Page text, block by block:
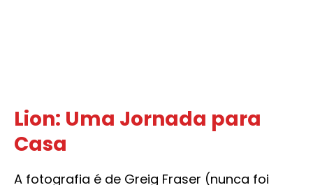
Lion: Uma Jornada para
Casa
A fotografia é de Greig Fraser (nunca foi